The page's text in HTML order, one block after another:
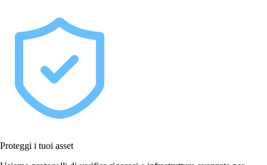
Proteggi i tuoi asset